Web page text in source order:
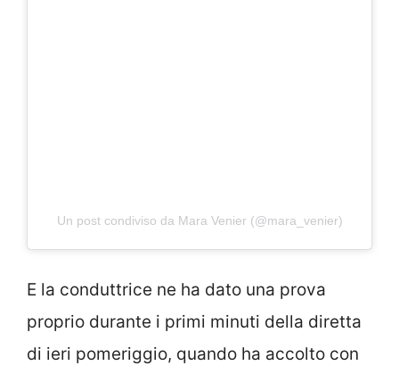
Un post condiviso da Mara Venier (@mara_venier)
E la conduttrice ne ha dato una prova
proprio durante i primi minuti della diretta
di ieri pomeriggio, quando ha accolto con